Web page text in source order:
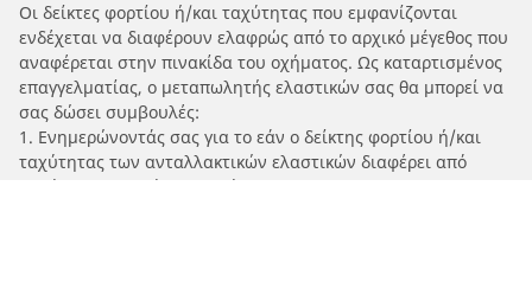
Οι δείκτες φορτίου ή/και ταχύτητας που εμφανίζονται
ενδέχεται να διαφέρουν ελαφρώς από το αρχικό μέγεθος που
αναφέρεται στην πινακίδα του οχήματος. Ως καταρτισμένος
επαγγελματίας, ο μεταπωλητής ελαστικών σας θα μπορεί να
σας δώσει συμβουλές:
1. Ενημερώνοντάς σας για το εάν ο δείκτης φορτίου ή/και
ταχύτητας των ανταλλακτικών ελαστικών διαφέρει από
αυτόν στα αρχικά ελαστικά.